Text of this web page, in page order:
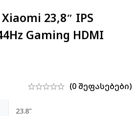
23,8″ IPS
Gaming HDMI
(0 შეფასებები)
23.8"